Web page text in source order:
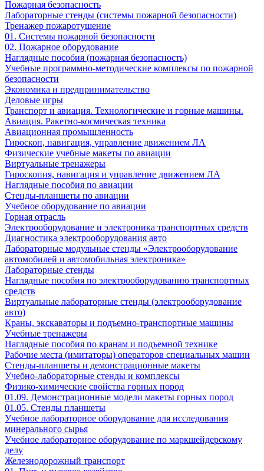
Пожарная безопасность
Лабораторные стенды (системы пожарной безопасности)
Тренажер пожаротушение
01. Системы пожарной безопасности
02. Пожарное оборудование
Наглядные пособия (пожарная безопасность)
Учебные программно-методические комплексы по пожарной
безопасности
Экономика и предпринимательство
Деловые игры
Транспорт и авиация. Технологические и горные машины.
Авиация. Ракетно-космическая техника
Авиационная промышленность
Гироскоп, навигация, управление движением ЛА
Физические учебные макеты по авиации
Виртуальные тренажеры
Гироскопия, навигация и управление движением ЛА
Наглядные пособия по авиации
Стенды-планшеты по авиации
Учебное оборудование по авиации
Горная отрасль
Электрооборудование и электроника транспортных средств
Диагностика электрооборудования авто
Лабораторные модульные стенды «Электрооборудование
автомобилей и автомобильная электроника»
Лабораторные стенды
Наглядные пособия по электрооборудованию транспортных
средств
Виртуальные лабораторные стенды (электрооборудование
авто)
Краны, экскаваторы и подъемно-транспортные машины
Учебные тренажеры
Наглядные пособия по кранам и подъемной технике
Рабочие места (имитаторы) операторов специальных машин
Стенды-планшеты и демонстрационные макеты
Учебно-лабораторные стенды и комплексы
Физико-химические свойства горных пород
01.09. Демонстрационные модели макеты горных пород
01.05. Стенды планшеты
Учебное лабораторное оборудование для исследования
минерального сырья
Учебное лабораторное оборудование по маркшейдерскому
делу
Железнодорожный транспорт